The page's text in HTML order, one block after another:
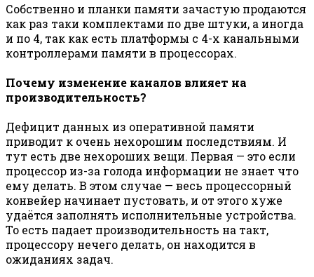
Собственно и планки памяти зачастую продаются
как раз таки комплектами по две штуки, а иногда
и по 4, так как есть платформы с 4-х канальными
контроллерами памяти в процессорах.
Почему изменение каналов влияет на
производительность?
Дефицит данных из оперативной памяти
приводит к очень нехорошим последствиям. И
тут есть две нехороших вещи. Первая — это если
процессор из-за голода информации не знает что
ему делать. В этом случае — весь процессорный
конвейер начинает пустовать, и от этого хуже
удаётся заполнять исполнительные устройства.
То есть падает производительность на такт,
процессору нечего делать, он находится в
ожиданиях задач.